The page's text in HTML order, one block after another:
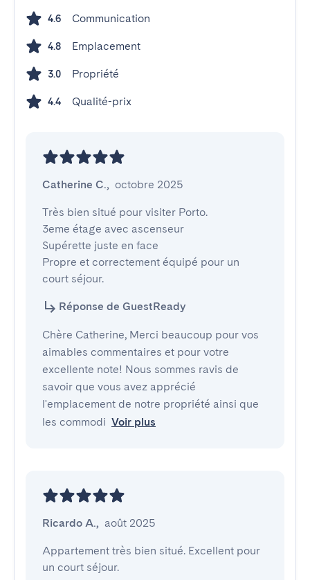
4.6 Communication
4.8 Emplacement
3.0 Propriété
4.4 Qualité-prix
Catherine C., octobre 2025
Très bien situé pour visiter Porto.
3eme étage avec ascenseur
Supérette juste en face
Propre et correctement équipé pour un
court séjour.
Réponse de GuestReady
Chère Catherine, Merci beaucoup pour vos
aimables commentaires et pour votre
excellente note! Nous sommes ravis de
savoir que vous avez apprécié
l'emplacement de notre propriété ainsi que
les commodi Voir plus
Ricardo A., août 2025
Appartement très bien situé. Excellent pour
un court séjour.